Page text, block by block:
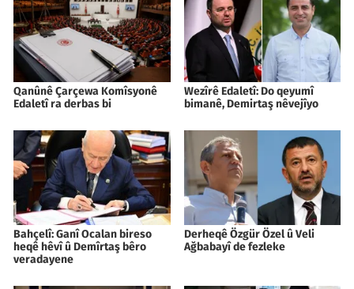
Qanûnê Çarçewa Komîsyonê
Edaletî ra derbas bi
Wezîrê Edaletî: Do qeyumî
bimanê, Demirtaş nêvejîyo
Bahçelî: Ganî Ocalan bireso
heqê hêvî û Demîrtaş bêro
veradayene
Derheqê Özgür Özel û Veli
Ağbabayî de fezleke